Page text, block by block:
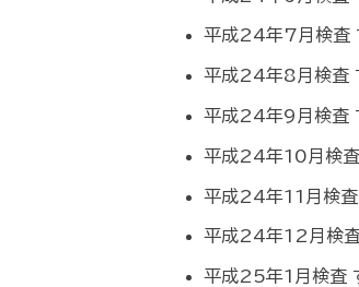
平成24年7月検査
平成24年8月検査
平成24年9月検査
平成24年10月検査
平成24年11月検査
平成24年12月検査
平成25年1月検査